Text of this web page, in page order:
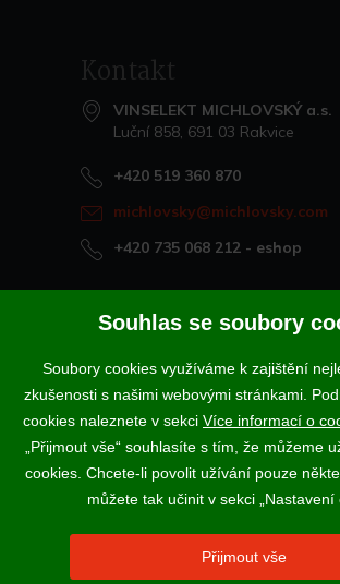
Kontakt
VINSELEKT MICHLOVSKÝ a.s.
Luční 858, 691 03 Rakvice
+420 519 360 870
michlovsky@michlovsky.com
+420 735 068 212 - eshop
Naše vína offline
Vinotéka Rakvice
>
Vinotéky a degustační centra
>
Podle zákona o evidenci tržeb je prodávající
kupujícímu účtenku. Zároveň je povinen
správce daně online; v případě technického
Vína a sekty prodáváme výhradně osobám
Souhlas se soubory
Soubory cookies využíváme k zajištění
zkušenosti s našimi webovými stránkami.
cookies naleznete v sekci Více informací o
„Přijmout vše“ souhlasíte s tím, že můžeme
cookies. Chcete-li povolit užívání pouze
můžete tak učinit v sekci „Nastavení
Přijmout vše